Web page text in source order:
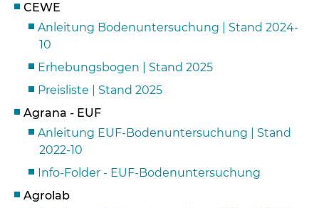
Skip to main content
CEWE
Anleitung Bodenuntersuchung | Stand 2024-
10
Erhebungsbogen | Stand 2025
Preisliste | Stand 2025
Agrana - EUF
Anleitung EUF-Bodenuntersuchung | Stand
2022-10
Info-Folder - EUF-Bodenuntersuchung
Agrolab